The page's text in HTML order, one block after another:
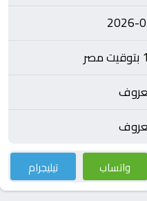
2026-
واتساب تيليجرام